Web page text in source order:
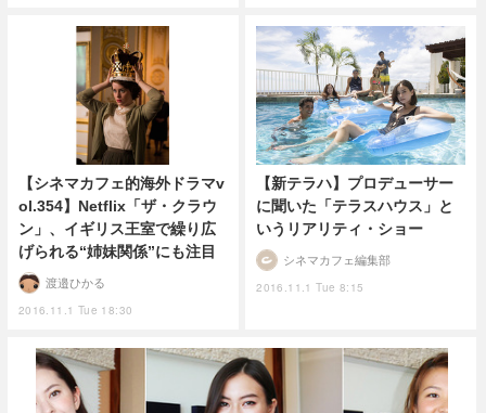
【シネマカフェ的海外ドラマv
ol.354】Netflix「ザ・クラウ
ン」、イギリス王室で繰り広
げられる“姉妹関係”にも注目
2016.11.1 Tue 18:30
渡邉ひかる
【新テラハ】プロデューサー
に聞いた「テラスハウス」と
いうリアリティ・ショー
2016.11.1 Tue 8:15
シネマカフェ編集部